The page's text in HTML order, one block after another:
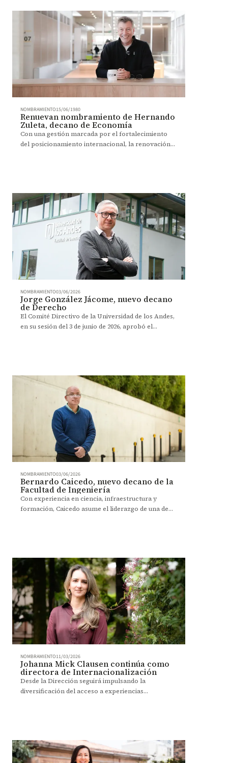
NOMBRAMIENTO15/06/1980
Renuevan nombramiento de Hernando
Zuleta, decano de Economía
Con una gestión marcada por el fortalecimiento
del posicionamiento internacional, la renovación
NOMBRAMIENTO03/06/2026
Jorge González Jácome, nuevo decano
de Derecho
El Comité Directivo de la Universidad de los Andes,
en su sesión del 3 de junio de 2026, aprobó el
NOMBRAMIENTO03/06/2026
Bernardo Caicedo, nuevo decano de la
Facultad de Ingeniería
Con experiencia en ciencia, infraestructura y
formación, Caicedo asume el liderazgo de una de
NOMBRAMIENTO11/03/2026
Johanna Mick Clausen continúa como
directora de Internacionalización
Desde la Dirección seguirá impulsando la
diversificación del acceso a experiencias
diplomacia científica y en la toma de decisiones
frente a desafíos globales.